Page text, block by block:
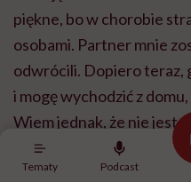
Tematy Podcast
piękne, bo w chorobie
osobami. Partner mnie
odwrócili. Dopiero teraz,
i mogę wychodzić z
Wiem jednak, że nie